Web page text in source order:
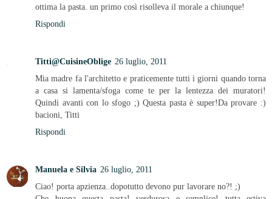
ottima la pasta. un primo così risolleva il morale a chiunque!
Rispondi
Titti@CuisineOblige 26 luglio, 2011
Mia madre fa l'architetto e praticemente tutti i giorni quando torna
a casa si lamenta/sfoga come te per la lentezza dei muratori!
Quindi avanti con lo sfogo ;) Questa pasta è super!Da provare :)
bacioni, Titti
Rispondi
Manuela e Silvia 26 luglio, 2011
Ciao! porta apzienza..dopotutto devono pur lavorare no?! ;)